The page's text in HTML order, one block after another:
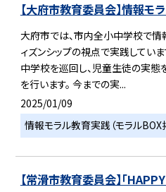
【大府市教育委員会】情報モ
大府市では、市内全小中学校で情
ィズンシップの視点で実践してい
中学校を巡回し、児童生徒の実態
を行います。 今までの実...
2025/01/09
情報モラル教育実践（モラルBOX
【常滑市教育委員会】「